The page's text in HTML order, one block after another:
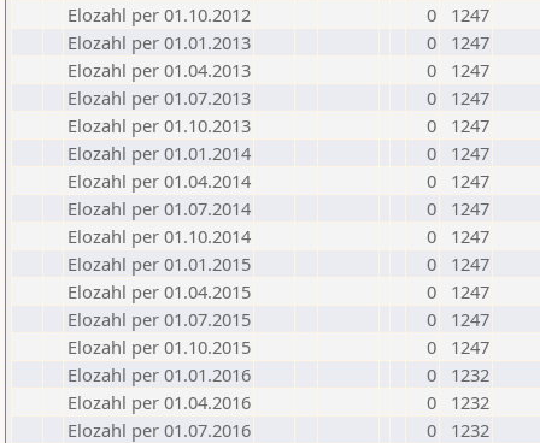
Elozahl per 01.10.2012
0
1247
Elozahl per 01.01.2013
0
1247
Elozahl per 01.04.2013
0
1247
Elozahl per 01.07.2013
0
1247
Elozahl per 01.10.2013
0
1247
Elozahl per 01.01.2014
0
1247
Elozahl per 01.04.2014
0
1247
Elozahl per 01.07.2014
0
1247
Elozahl per 01.10.2014
0
1247
Elozahl per 01.01.2015
0
1247
Elozahl per 01.04.2015
0
1247
Elozahl per 01.07.2015
0
1247
Elozahl per 01.10.2015
0
1247
Elozahl per 01.01.2016
0
1232
Elozahl per 01.04.2016
0
1232
Elozahl per 01.07.2016
0
1232